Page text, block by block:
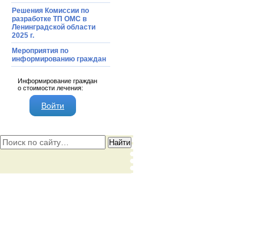
Решения Комиссии по
разработке ТП ОМС в
Ленинградской области
2025 г.
Мероприятия по
информированию граждан
Информирование граждан
о стоимости лечения:
Войти